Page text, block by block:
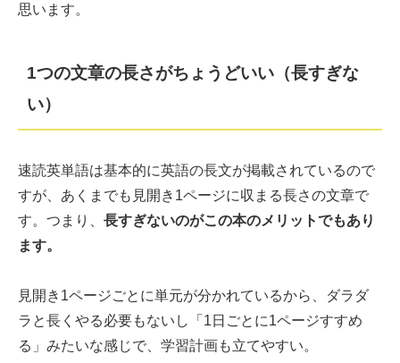
思います。
1つの文章の長さがちょうどいい（長すぎな
い）
速読英単語は基本的に英語の長文が掲載されているので
すが、あくまでも見開き1ページに収まる長さの文章で
す。つまり、 長すぎないのがこの本のメリットでもあり
ます。
見開き1ページごとに単元が分かれているから、ダラダ
ラと長くやる必要もないし「1日ごとに1ページすすめ
る」みたいな感じで、学習計画も立てやすい。